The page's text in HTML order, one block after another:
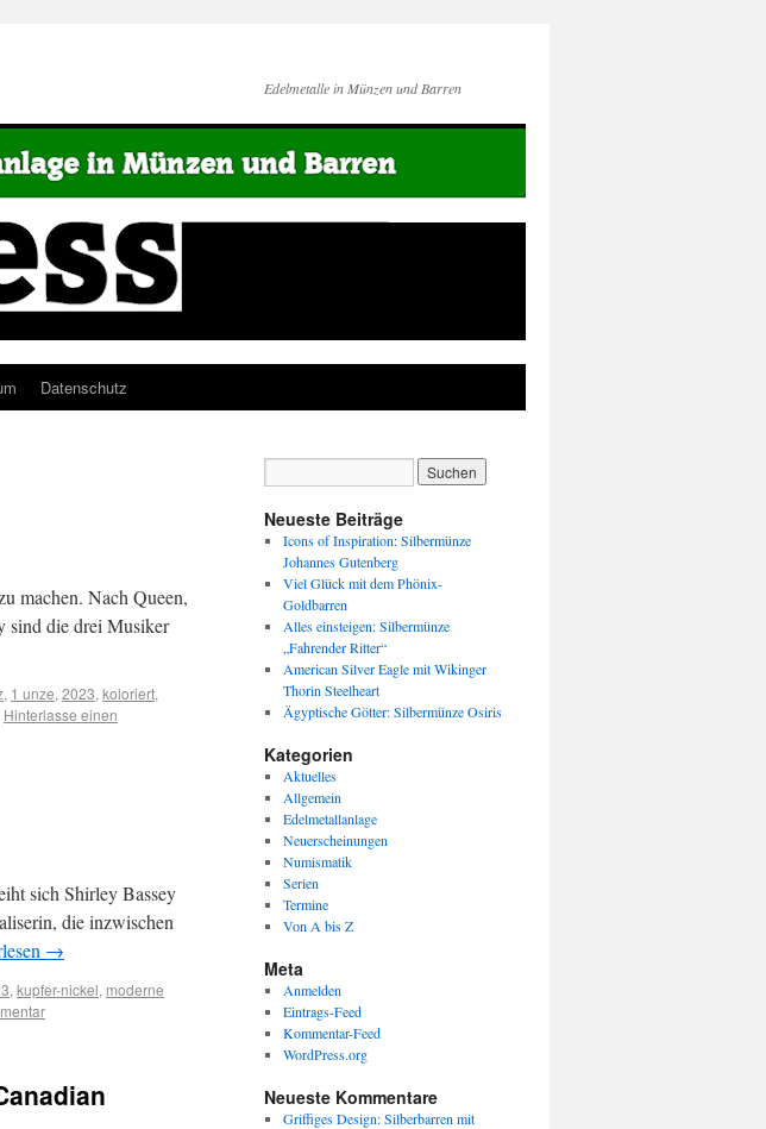
Edelmetalle in Münzen und Barren
Datenschutz
machen. Nach Queen,
sind die drei Musiker
, 1 unze, 2023, koloriert,
Hinterlasse einen
sich Shirley Bassey
die inzwischen
→
, kupfer-nickel, moderne
Neueste Beiträge
Icons of Inspiration: Silbermünze
Johannes Gutenberg
Viel Glück mit dem Phönix-
Goldbarren
Alles einsteigen: Silbermünze
„Fahrender Ritter“
American Silver Eagle mit Wikinger
Thorin Steelheart
Ägyptische Götter: Silbermünze Osiris
Kategorien
Aktuelles
Allgemein
Edelmetallanlage
Neuerscheinungen
Numismatik
Serien
Termine
Von A bis Z
Meta
Anmelden
Eintrags-Feed
Kommentar-Feed
WordPress.org
Neueste Kommentare
Griffiges Design: Silberbarren mit